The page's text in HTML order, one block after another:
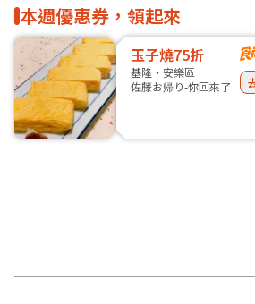
本週優惠券，領起來
玉子燒75折
基隆・安樂區
佐藤お帰り-你回來了